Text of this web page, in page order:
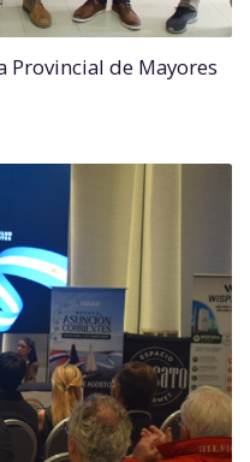
Provincial de Mayores